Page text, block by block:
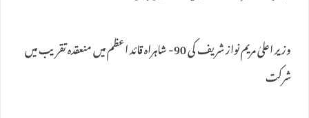
وزیر اعلیٰ مریم نواز شریف کی 90- شاہراہ قائد اعظم میں منعقدہ تقریب میں
شرکت